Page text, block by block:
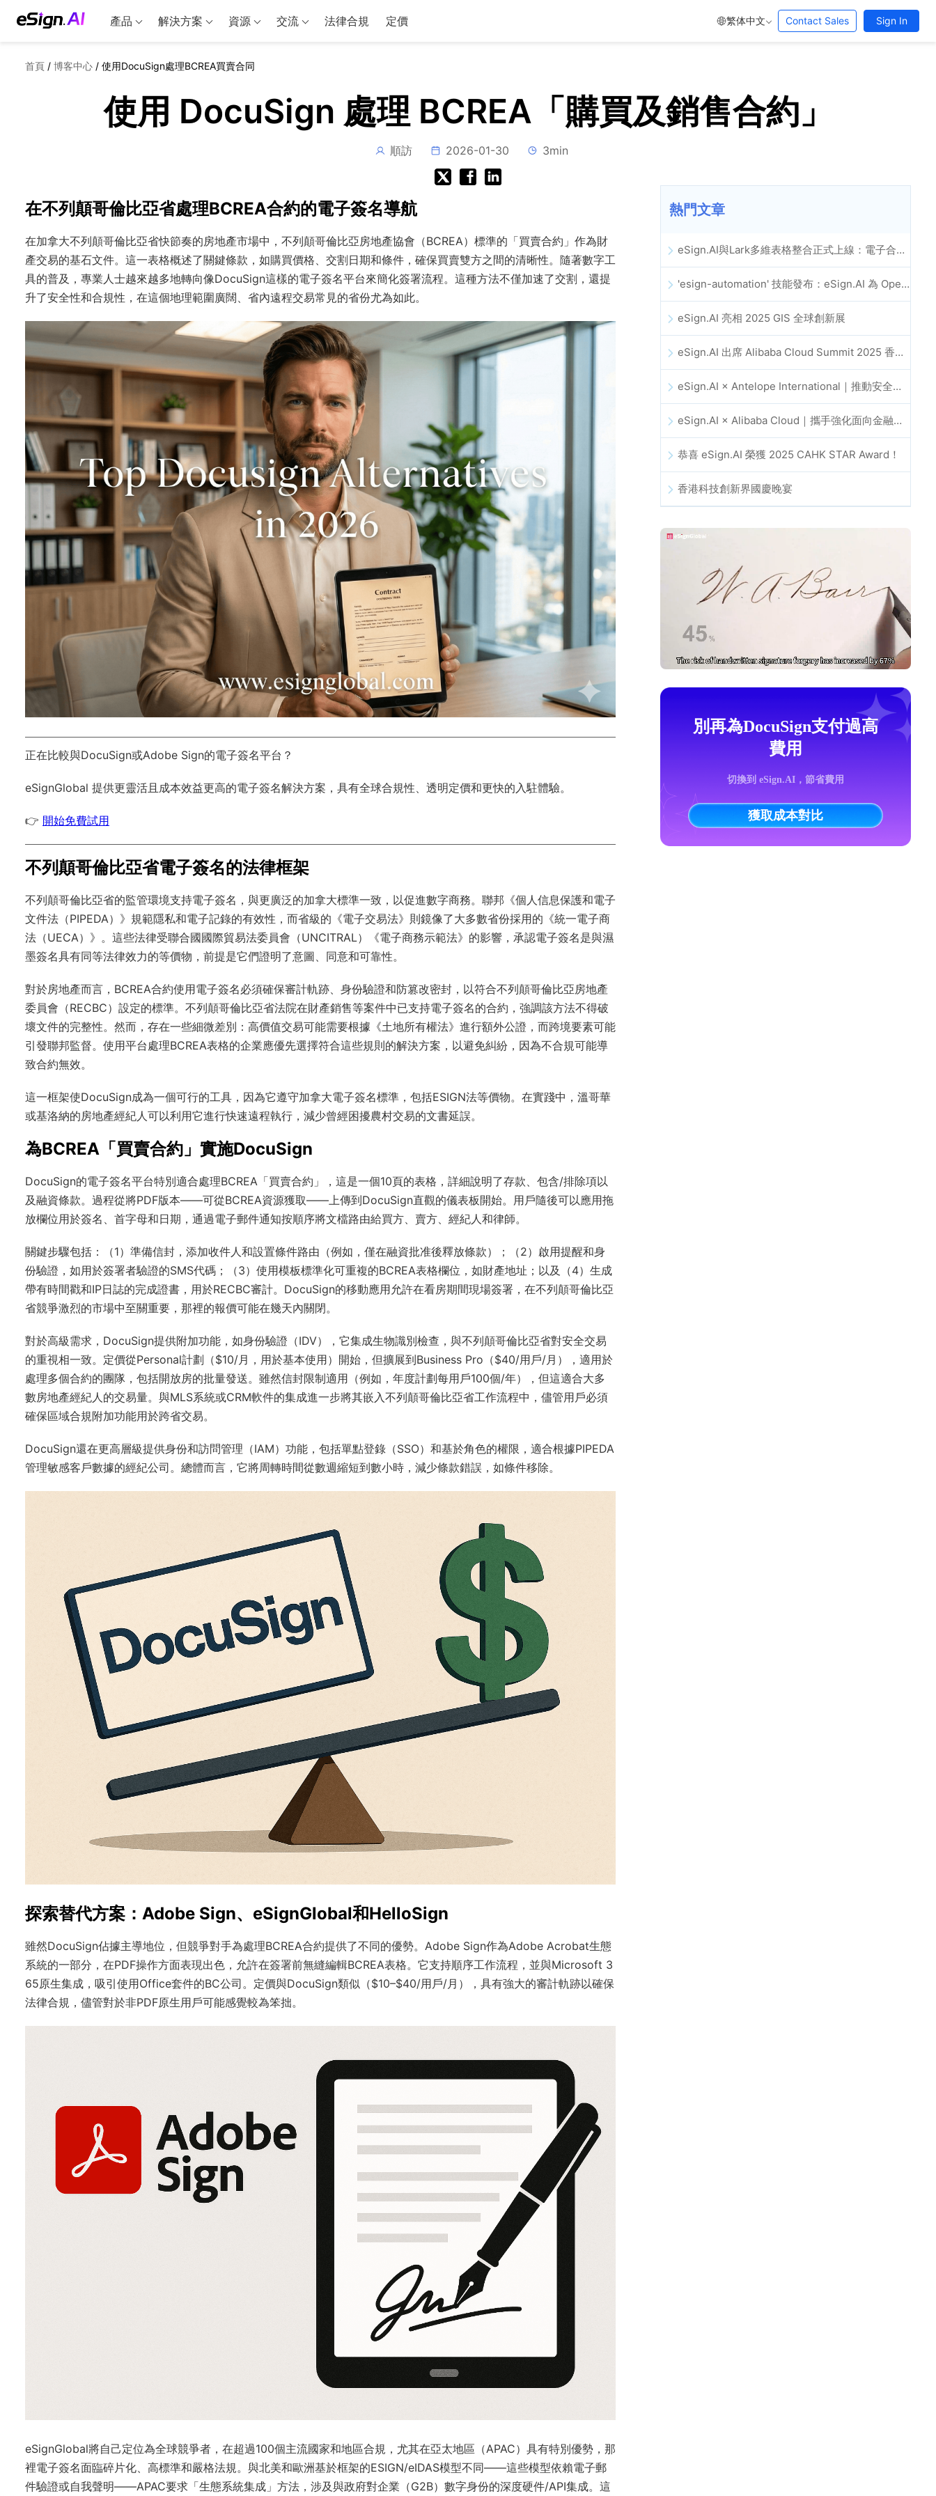
產品 解決方案 資源 交流 法律合規 定價 繁体中文 Contact Sales Sign In
首頁 / 博客中心 / 使用DocuSign處理BCREA買賣合同
使用 DocuSign 處理 BCREA「購買及銷售合約」
順訪 2026-01-30 3min
在不列顛哥倫比亞省處理BCREA合約的電子簽名導航
在加拿大不列顛哥倫比亞省快節奏的房地產市場中，不列顛哥倫比亞房地產協會（BCREA）標準的「買賣合約」作為財
產交易的基石文件。這一表格概述了關鍵條款，如購買價格、交割日期和條件，確保買賣雙方之間的清晰性。隨著數字工
具的普及，專業人士越來越多地轉向像DocuSign這樣的電子簽名平台來簡化簽署流程。這種方法不僅加速了交割，還提
升了安全性和合規性，在這個地理範圍廣闊、省內遠程交易常見的省份尤為如此。
正在比較與DocuSign或Adobe Sign的電子簽名平台？
eSignGlobal 提供更靈活且成本效益更高的電子簽名解決方案，具有全球合規性 、透明定價和更快的入駐體驗。
👉 開始免費試用
不列顛哥倫比亞省電子簽名的法律框架
不列顛哥倫比亞省的監管環境支持電子簽名，與更廣泛的加拿大標準一致，以促進數字商務。聯邦《個人信息保護和電子
文件法（PIPEDA）》規範隱私和電子記錄的有效性，而省級的《電子交易法》則鏡像了大多數省份採用的《統一電子商
法（UECA）》。這些法律受聯合國國際貿易法委員會（UNCITRAL）《電子商務示範法》的影響，承認電子簽名是與濕
墨簽名具有同等法律效力的等價物，前提是它們證明了意圖、同意和可靠性。
對於房地產而言，BCREA合約使用電子簽名必須確保審計軌跡、身份驗證和防篡改密封，以符合不列顛哥倫比亞房地產
委員會（RECBC）設定的標準。不列顛哥倫比亞省法院在財產銷售等案件中已支持電子簽名的合約，強調該方法不得破
壞文件的完整性。然而，存在一些細微差別：高價值交易可能需要根據《土地所有權法》進行額外公證，而跨境要素可能
引發聯邦監督。使用平台處理BCREA表格的企業應優先選擇符合這些規則的解決方案，以避免糾紛，因為不合規可能導
致合約無效。
這一框架使DocuSign成為一個可行的工具，因為它遵守加拿大電子簽名標準，包括ESIGN法等價物。在實踐中，溫哥華
或基洛納的房地產經紀人可以利用它進行快速遠程執行，減少曾經困擾農村交易的文書延誤。
為BCREA「買賣合約」實施DocuSign
DocuSign的電子簽名平台特別適合處理BCREA「買賣合約」，這是一個10頁的表格，詳細說明了存款、包含/排除項以
及融資條款。過程從將PDF版本——可從BCREA資源獲取——上傳到DocuSign直觀的儀表板開始。用戶隨後可以應用拖
放欄位用於簽名、首字母和日期，通過電子郵件通知按順序將文檔路由給買方、賣方、經紀人和律師。
關鍵步驟包括：（1）準備信封，添加收件人和設置條件路由（例如，僅在融資批准後釋放條款）；（2）啟用提醒和身
份驗證，如用於簽署者驗證的SMS代碼；（3）使用模板標準化可重複的BCREA表格欄位，如財產地址；以及（4）生成
帶有時間戳和IP日誌的完成證書，用於RECBC審計。DocuSign的移動應用允許在看房期間現場簽署，在不列顛哥倫比亞
省競爭激烈的市場中至關重要，那裡的報價可能在幾天內關閉。
對於高級需求，DocuSign提供附加功能，如身份驗證（IDV），它集成生物識別檢查，與不列顛哥倫比亞省對安全交易
的重視相一致。定價從Personal計劃（$10/月，用於基本使用）開始，但擴展到Business Pro（$40/用戶/月），適用於
處理多個合約的團隊，包括開放房的批量發送。雖然信封限制適用（例如，年度計劃每用戶100個/年），但這適合大多
數房地產經紀人的交易量。與MLS系統或CRM軟件的集成進一步將其嵌入不列顛哥倫比亞省工作流程中，儘管用戶必須
確保區域合規附加功能用於跨省交易。
DocuSign還在更高層級提供身份和訪問管理（IAM）功能，包括單點登錄（SSO）和基於角色的權限，適合根據PIPEDA
管理敏感客戶數據的經紀公司。總體而言，它將周轉時間從數週縮短到數小時，減少條款錯誤，如條件移除。
探索替代方案：Adobe Sign、eSignGlobal和HelloSign
雖然DocuSign佔據主導地位，但競爭對手為處理BCREA合約提供了不同的優勢。Adobe Sign作為Adobe Acrobat生態
系統的一部分，在PDF操作方面表現出色，允許在簽署前無縫編輯BCREA表格。它支持順序工作流程，並與Microsoft 3
65原生集成，吸引使用Office套件的BC公司。定價與DocuSign類似（$10–$40/用戶/月），具有強大的審計軌跡以確保
法律合規，儘管對於非PDF原生用戶可能感覺較為笨拙。
eSignGlobal將自己定位為全球競爭者，在超過100個主流國家和地區合規，尤其在亞太地區（APAC）具有特別優勢，那
裡電子簽名面臨碎片化、高標準和嚴格法規。與北美和歐洲基於框架的ESIGN/eIDAS模型不同——這些模型依賴電子郵
件驗證或自我聲明——APAC要求「生態系統集成」方法，涉及與政府對企業（G2B）數字身份的深度硬件/API集成。這
熱門文章
eSign.AI與Lark多維表格整合正式上線：電子合約簽署歸檔全程自動化
'esign-automation' 技能發布：eSign.AI 為 OpenClaw 提供自動化電子簽名能力
eSign.AI 亮相 2025 GIS 全球創新展
eSign.AI 出席 Alibaba Cloud Summit 2025 香港站，推動 AI 驅動的雲端創新與數位信任發展
eSign.AI × Antelope International｜推動安全且由 AI 驅動的數位化工作流程
eSign.AI × Alibaba Cloud｜攜手強化面向金融科技的全球數位信任
恭喜 eSign.AI 榮獲 2025 CAHK STAR Award！
香港科技創新界國慶晚宴
別再為DocuSign支付過高
費用
切換到 eSign.AI，節省費用
獲取成本對比